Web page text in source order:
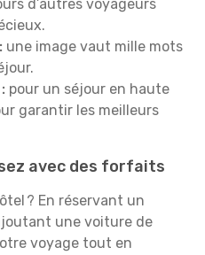
d’autres voyageurs
une image vaut mille mots
pour un séjour en haute
garantir les meilleurs
avec des forfaits
? En réservant un
une voiture de
voyage tout en